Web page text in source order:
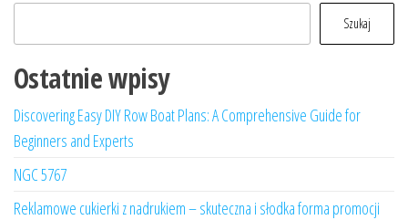
Szukaj
Ostatnie wpisy
Discovering Easy DIY Row Boat Plans: A Comprehensive Guide for
Beginners and Experts
NGC 5767
Reklamowe cukierki z nadrukiem – skuteczna i słodka forma promocji